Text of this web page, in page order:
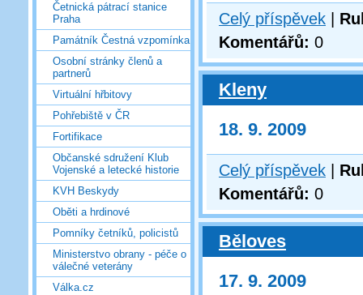
Četnická pátrací stanice
Praha
Památník Čestná vzpomínka
Osobní stránky členů a
partnerů
Virtuální hřbitovy
Pohřebiště v ČR
Fortifikace
Občanské sdružení Klub
Vojenské a letecké historie
KVH Beskydy
Oběti a hrdinové
Pomníky četníků, policistů
Ministerstvo obrany - péče o
válečné veterány
Válka.cz
Celý příspěvek
Komentářů: 0
Kleny
18. 9. 2009
Celý příspěvek
Komentářů: 0
Běloves
17. 9. 2009